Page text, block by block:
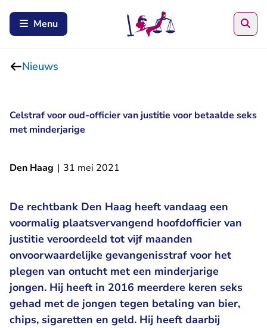
Menu
Nieuws
Celstraf voor oud-officier van justitie voor betaalde seks
met minderjarige
Den Haag | 31 mei 2021
De rechtbank Den Haag heeft vandaag een
voormalig plaatsvervangend hoofdofficier van
justitie veroordeeld tot vijf maanden
onvoorwaardelijke gevangenisstraf voor het
plegen van ontucht met een minderjarige
jongen. Hij heeft in 2016 meerdere keren seks
gehad met de jongen tegen betaling van bier,
chips, sigaretten en geld. Hij heeft daarbij